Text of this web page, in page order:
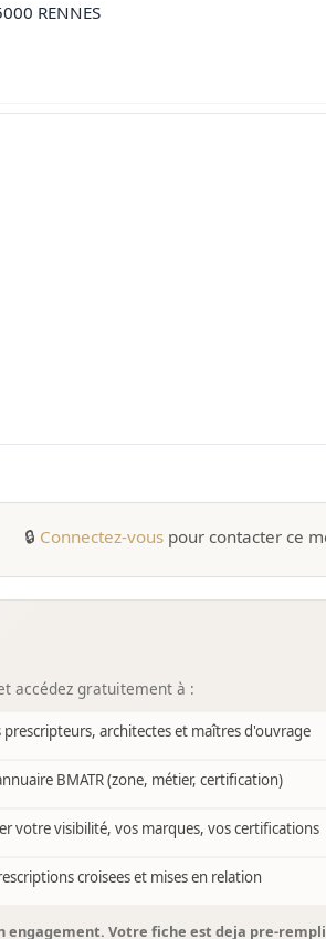
RENNES
🔒 Connectez-vous pour contacter ce
accédez gratuitement à :
prescripteurs, architectes et maîtres d'ouvrage
BMATR (zone, métier, certification)
votre visibilité, vos marques, vos certifications
croisees et mises en relation
engagement. Votre fiche est deja pre-